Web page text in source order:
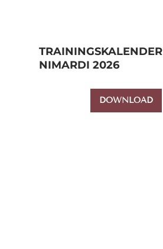
TRAININGSKALENDER
NIMARDI 2026
DOWNLOAD